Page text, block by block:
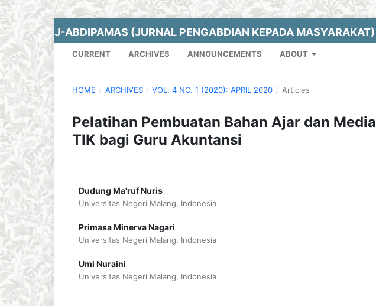
J-ABDIPAMAS (JURNAL PENGABDIAN KEPADA MASYARAKAT)
CURRENT ARCHIVES ANNOUNCEMENTS ABOUT
HOME / ARCHIVES / VOL. 4 NO. 1 (2020): APRIL 2020 / Articles
Pelatihan Pembuatan Bahan Ajar dan
TIK bagi Guru Akuntansi
Dudung Ma'ruf Nuris
Universitas Negeri Malang, Indonesia
Primasa Minerva Nagari
Universitas Negeri Malang, Indonesia
Umi Nuraini
Universitas Negeri Malang, Indonesia